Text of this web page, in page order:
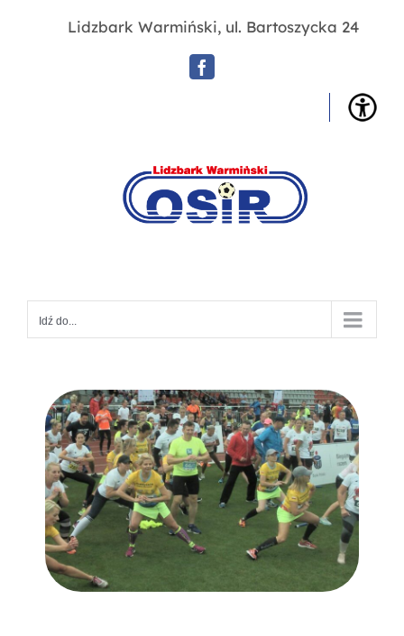
Lidzbark Warmiński, ul. Bartoszycka 24
Facebook
Idź do...